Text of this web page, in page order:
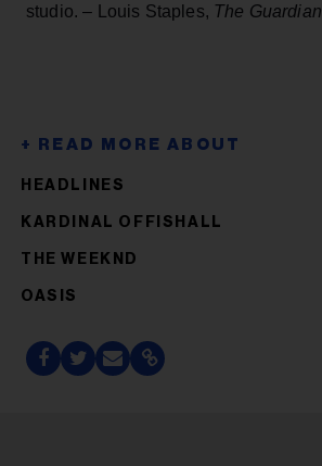
studio. – Louis Staples, The Guardian
HEADLINES
KARDINAL OFFISHALL
THE WEEKND
OASIS